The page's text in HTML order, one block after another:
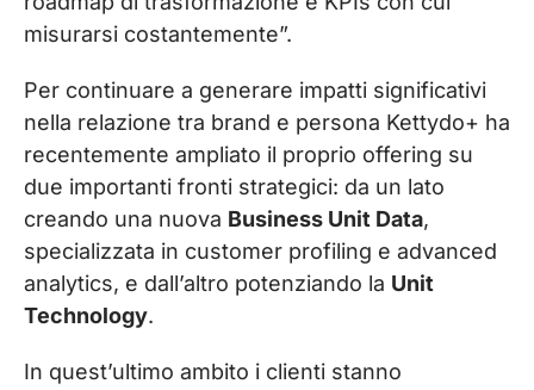
misurarsi costantemente”.
Per continuare a generare impatti significativi
nella relazione tra brand e persona Kettydo+ ha
recentemente ampliato il proprio offering su
due importanti fronti strategici: da un lato
creando una nuova Business Unit Data,
specializzata in customer profiling e advanced
analytics, e dall’altro potenziando la Unit
Technology.
In quest’ultimo ambito i clienti stanno